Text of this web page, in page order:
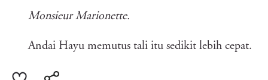
Monsieur Marionette.
Andai Hayu memutus tali itu sedikit lebih cepat.